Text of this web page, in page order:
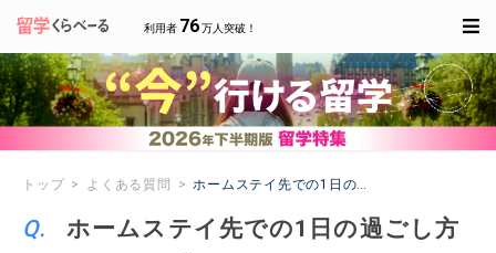
利用者 76万人突破！
トップ よくある質問 ホームステイ先での1日の過ごし方はどんな感
ホームステイ先での1日の過ごし方